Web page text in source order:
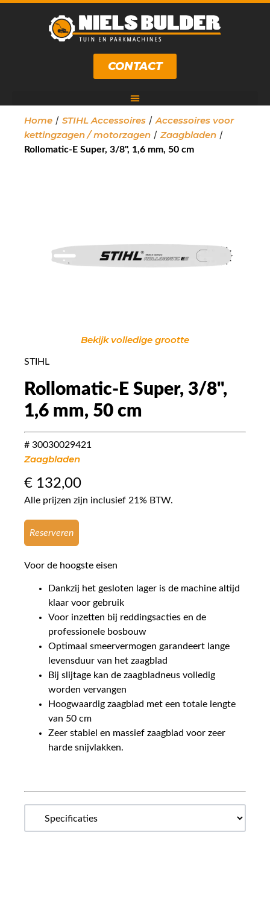
CONTACT
Home / STIHL Accessoires / Accessoires voor
kettingzagen / motorzagen / Zaagbladen /
Rollomatic-E Super, 3/8", 1,6 mm, 50 cm
Bekijk volledige grootte
STIHL
Rollomatic-E Super, 3/8",
1,6 mm, 50 cm
# 30030029421
Zaagbladen
€ 132,00
Alle prijzen zijn inclusief 21% BTW.
Reserveren
Voor de hoogste eisen
Dankzij het gesloten lager is de machine altijd
klaar voor gebruik
Voor inzetten bij reddingsacties en de
professionele bosbouw
Optimaal smeervermogen garandeert lange
levensduur van het zaagblad
Bij slijtage kan de zaagbladneus volledig
worden vervangen
Hoogwaardig zaagblad met een totale lengte
van 50 cm
Zeer stabiel en massief zaagblad voor zeer
harde snijvlakken.